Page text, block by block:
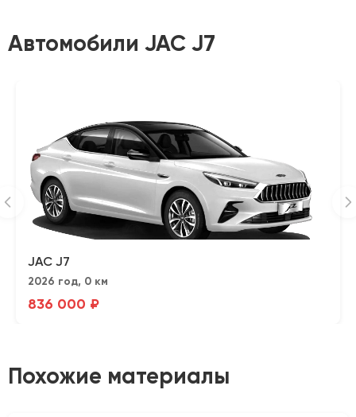
Автомобили JAC J7
JAC J7
2026 год, 0 км
836 000 ₽
Похожие материалы